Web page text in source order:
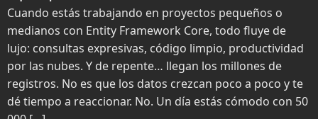
Cuando estás trabajando en proyectos pequeños o
medianos con Entity Framework Core, todo fluye de
lujo: consultas expresivas, código limpio, productividad
por las nubes. Y de repente… llegan los millones de
registros. No es que los datos crezcan poco a poco y te
dé tiempo a reaccionar. No. Un día estás cómodo con 50